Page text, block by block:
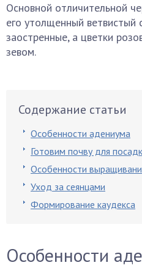
Основной отличительной
его утолщенный ветвистый
заостренные, а цветки
зевом.
Содержание статьи
Особенности адениума
Готовим почву для
Особенности
Уход за сеянцами
Формирование каудекса
Особенности